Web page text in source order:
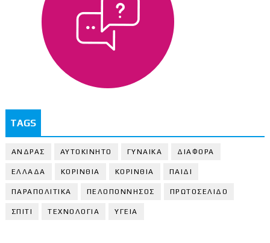
TAGS
ΑΝΔΡΑΣ ΑΥΤΟΚΙΝΗΤΟ ΓΥΝΑΙΚΑ ΔΙΑΦΟΡΑ
ΕΛΛΑΔΑ ΚΟΡΙΝΘΙΑ ΚΟΡΙΝΘΙA ΠΑΙΔΙ
ΠΑΡΑΠΟΛΙΤΙΚΑ ΠΕΛΟΠΟΝΝΗΣΟΣ ΠΡΩΤΟΣΕΛΙΔΟ
ΣΠΙΤΙ ΤΕΧΝΟΛΟΓΙΑ ΥΓΕΙΑ